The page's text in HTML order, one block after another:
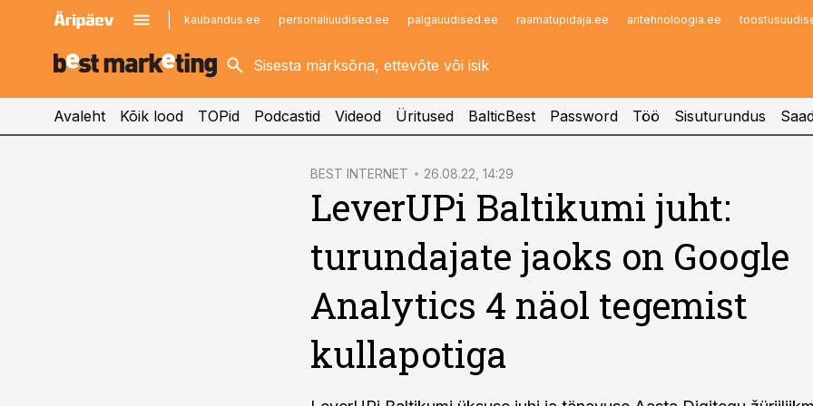
kaubandus.ee personaliuudised.ee palgauudised.ee raamatupidaja.ee aritehnoloogia.ee
kinnisvarauudised.ee
logistikauudised.ee
imelineajalugu.ee
Infopank
Avaleht Kõik lood TOPid Podcastid Videod Üritused BalticBest Password Töö Sisuturundus
BEST INTERNET 26.08.22, 14:29
LeverUPi Baltikumi juht:
turundajate jaoks on Google
Analytics 4 näol tegemist
kullapotiga